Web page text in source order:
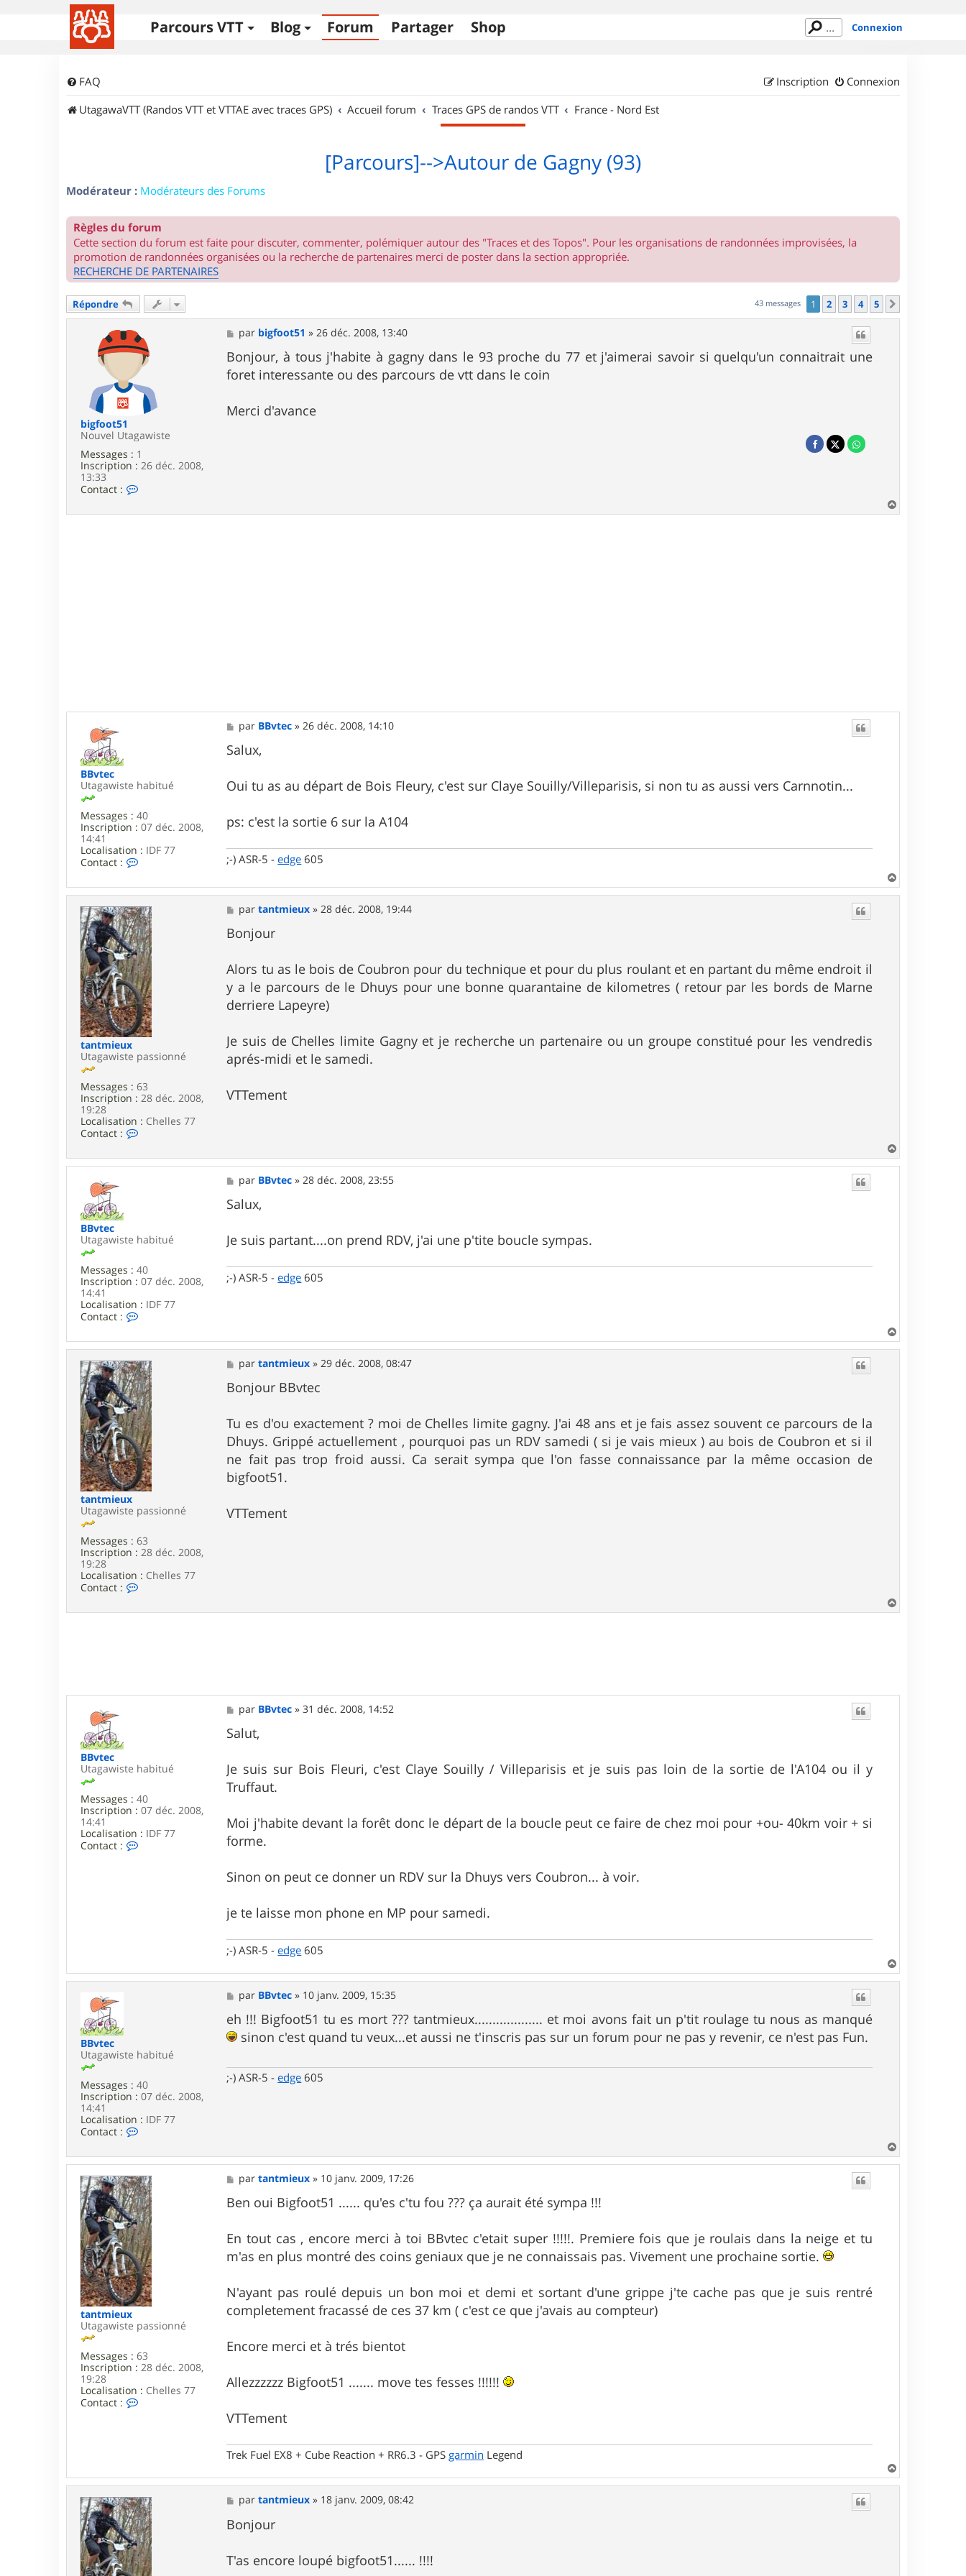
Parcours VTT Blog Forum Partager Shop Connexion
FAQ Connexion
Inscription
UtagawaVTT (Randos VTT et VTTAE avec traces GPS)
Accueil forum Traces GPS de randos VTT France - Nord Est
[Parcours]-->Autour de Gagny (93)
Modérateur : Modérateurs des Forums
Règles du forum
Cette section du forum est faite pour discuter, commenter, polémiquer autour des "Traces et des Topos". Pour les organisations de randonnées improvisées, la
promotion de randonnées organisées ou la recherche de partenaires merci de poster dans la section appropriée.
RECHERCHE DE PARTENAIRES
Répondre 43 messages 1 2 3 4 5
bigfoot51
Nouvel Utagawiste
Messages : 1
Inscription : 26 déc. 2008,
13:33
Contact :
M
e
s
s
a
par bigfoot51 »26 déc. 2008, 13:40
Bonjour, à tous j'habite à gagny dans le 93 proche du 77 et j'aimerai savoir si quelqu'un connaitrait une
foret interessante ou des parcours de vtt dans le coin
Merci d'avance
a
BBvtec
Utagawiste habitué
Messages : 40
Inscription : 07 déc. 2008,
14:41
Localisation : IDF 77
Contact :
n
t
a
c
t
e
r
B
B
v
t
e
c
M
e
s
s
g
e
par BBvtec »26 déc. 2008, 14:10
Salux,
Oui tu as au départ de Bois Fleury, c'est sur Claye Souilly/Villeparisis, si non tu as aussi vers Carnnotin...
ps: c'est la sortie 6 sur la A104
;-) ASR-5 -edge 605
a
tantmieux
Utagawiste passionné
Messages : 63
Inscription : 28 déc. 2008,
19:28
Localisation : Chelles 77
Contact :
t
t
a
t
m
e
M
e
s
s
g
e
partantmieux »28 déc. 2008, 19:44
Bonjour
Alors tu as le bois de Coubron pour du technique et pour du plus roulant et en partant du même endroit il
y a le parcours de le Dhuys pour une bonne quarantaine de kilometres ( retour par les bords de Marne
derriere Lapeyre)
Je suis de Chelles limite Gagny et je recherche un partenaire ou un groupe constitué pour les vendredis
aprés-midi et le samedi.
VTTement
a
BBvtec
Utagawiste habitué
Messages : 40
Inscription : 07 déc. 2008,
14:41
Localisation : IDF 77
Contact :
n
t
a
c
t
e
r
B
B
v
t
e
c
M
e
s
s
g
e
par BBvtec »28 déc. 2008, 23:55
Salux,
Je suis partant....on prend RDV, j'ai une p'tite boucle sympas.
;-) ASR-5 -edge 605
a
tantmieux
Utagawiste passionné
Messages : 63
Inscription : 28 déc. 2008,
19:28
Localisation : Chelles 77
Contact :
u
M
e
s
s
g
e
partantmieux »29 déc. 2008, 08:47
Bonjour BBvtec
Tu es d'ou exactement ? moi de Chelles limite gagny. J'ai 48 ans et je fais assez souvent ce parcours de la
Dhuys. Grippé actuellement , pourquoi pas un RDV samedi ( si je vais mieux ) au bois de Coubron et si il
ne fait pas trop froid aussi. Ca serait sympa que l'on fasse connaissance par la même occasion de
bigfoot51.
VTTement
a
BBvtec
Utagawiste habitué
Messages : 40
Inscription : 07 déc. 2008,
14:41
Localisation : IDF 77
Contact :
v
t
M
e
s
s
g
e
par BBvtec »31 déc. 2008, 14:52
Salut,
Je suis sur Bois Fleuri, c'est Claye Souilly / Villeparisis et je suis pas loin de la sortie de l'A104 ou il y
Truffaut.
Moi j'habite devant la forêt donc le départ de la boucle peut ce faire de chez moi pour +ou- 40km voir + si
forme.
Sinon on peut ce donner un RDV sur la Dhuys vers Coubron... à voir.
je te laisse mon phone en MP pour samedi.
;-) ASR-5 -edge 605
a
BBvtec
Utagawiste habitué
Messages : 40
Inscription : 07 déc. 2008,
14:41
Localisation : IDF 77
Contact :
t
a
c
t
e
r
B
B
v
t
e
c
M
e
s
s
a
par BBvtec » 10 janv. 2009, 15:35
eh !!! Bigfoot51 tu es mort ??? tantmieux................... et moi avons fait un p'tit roulage tu nous as manqué
sinon c'est quand tu veux...et aussi ne t'inscris pas sur un forum pour ne pas y revenir, ce n'est pas Fun.
;-) ASR-5 -edge 605
a
u
tantmieux
Utagawiste passionné
Messages : 63
Inscription : 28 déc. 2008,
19:28
Localisation : Chelles 77
Contact :
e
t
a
n
t
m
i
e
M
e
s
s
g
e
partantmieux » 10 janv. 2009, 17:26
Ben oui Bigfoot51 ...... qu'es c'tu fou ??? ça aurait été sympa !!!
En tout cas , encore merci à toi BBvtec c'etait super !!!!!. Premiere fois que je roulais dans la neige et tu
m'as en plus montré des coins geniaux que je ne connaissais pas. Vivement une prochaine sortie.
N'ayant pas roulé depuis un bon moi et demi et sortant d'une grippe j'te cache pas que je suis rentré
completement fracassé de ces 37 km ( c'est ce que j'avais au compteur)
Encore merci et à trés bientot
Allezzzzzz Bigfoot51 ....... move tes fesses !!!!!!
VTTement
Trek Fuel EX8 + Cube Reaction + RR6.3 - GPS garmin Legend
a
M
e
s
s
g
e
partantmieux » 18 janv. 2009, 08:42
Bonjour
T'as encore loupé bigfoot51...... !!!!